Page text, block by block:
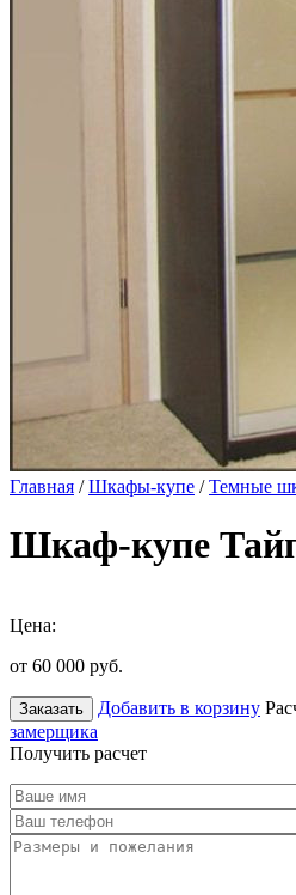
Главная /Шкафы-купе /Темные
Шкаф-купе
Цена:
от 60 000 руб.
Заказать Добавить в корзину
замерщика
Получить расчет